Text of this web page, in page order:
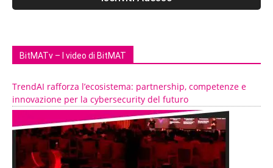
BitMATv – I video di BitMAT
TrendAI rafforza l’ecosistema: partnership, competenze e
innovazione per la cybersecurity del futuro